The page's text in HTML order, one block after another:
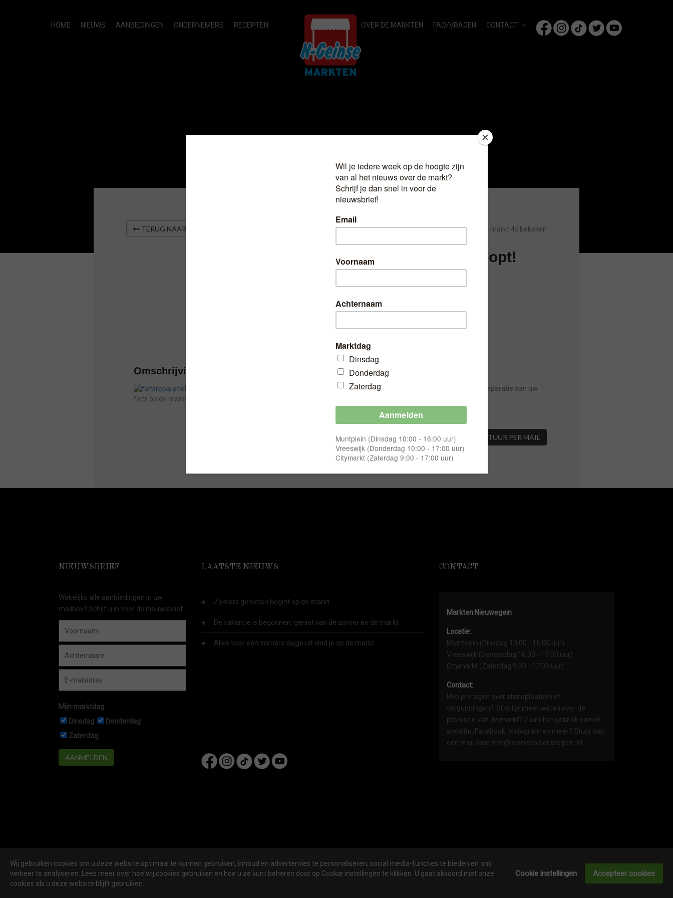
HOME NIEUWS AANBIEDINGEN ONDERNEMERS RECEPTEN OVER DE MARKTEN FAQ/VRAGEN CONTACT
TERUG NAAR OVERZICHT Sinds laatste markt 4x bekeken
Fietsreparatie terwijl u shopt!
Omschrijving
Nieuw binnenkort ,gratis haal en breng service regio Utrecht ,bij reparaties vanaf € 30,_ Voor de reparatie aan uw
fiets op de markt ,klaar terwijl u shopt
DEEL OP FACEBOOK VERSTUUR PER MAIL
NIEUWSBRIEF
Wekelijks alle aanbiedingen in uw
mailbox? Schijf u in voor de nieuwsbrief.
Mijn marktdag:
Dinsdag
Donderdag
Zaterdag
AANMELDEN
LAATSTE NIEUWS
Zomers genieten begint op de markt
De vakantie is begonnen: geniet van de zomer én de markt
Alles voor een zomers dagje uit vind je op de markt
CONTACT
Markten Nieuwegein
Locatie:
Muntplein (Dinsdag 10:00 - 16:00 uur)
Vreeswijk (Donderdag 10:00 - 17:00 uur)
Citymarkt (Zaterdag 9:00 - 17:00 uur)
Contact:
Heb je vragen over standplaatsen of
vergunningen? Of wil je meer weten over de
promotie van de markt? Zoals het gebruik van de
website, Facebook, Instagram en meer? Stuur dan
een mail naar info@marktennieuwegein.nl!
Marktennieuwegein.nlis een website vanDe Markt Online ALGEMENE VOORWAARDEN PRIVACY- EN COOKIEVERKLARING
ONDERNEMERS LOGIN
SOCIALS
Wij gebruiken cookies om u deze website optimaal te kunnen gebruiken, inhoud en advertenties te personaliseren, social media-functies te bieden en ons
verkeer te analyseren. Lees meer over hoe wij cookies gebruiken en hoe u ze kunt beheren door op Cookie instellingen te klikken. U gaat akkoord met onze
cookies als u deze website blijft gebruiken.
Cookie instellingen Accepteer cookies